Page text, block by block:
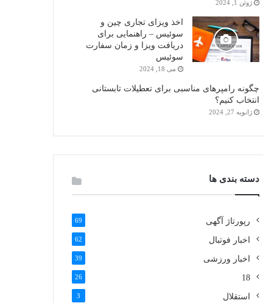
ژوئن 1, 2024
اخذ ویزای تجاری چین و
سوئیس – راهنمایی برای
دریافت ویزا و زمان سفارت
سوئیس
می 18, 2024
چگونه رامپرهای مناسبی برای تعطیلات تابستانی
انتخاب کنیم؟
ژانویه 27, 2024
دسته بندی ها
رپورتاژ آگهی 69
اخبار فوتبال 62
اخبار ورزشی 39
18
26
استقلال 3